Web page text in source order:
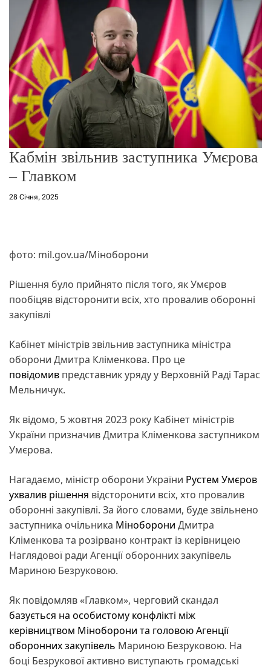
о
р
е
ж
и
м
Кабмін звільнив заступника Умєрова
– Главком
28 Січня, 2025
фото: mil.gov.ua/Міноборони
Рішення було прийнято після того, як Умєров
пообіцяв відсторонити всіх, хто провалив оборонні
закупівлі
Кабінет міністрів звільнив заступника міністра
оборони Дмитра Кліменкова. Про це
повідомив представник уряду у Верховній Раді Тарас
Мельничук.
Як відомо, 5 жовтня 2023 року Кабінет міністрів
України призначив Дмитра Кліменкова заступником
Умєрова.
Нагадаємо, міністр оборони України Рустем Умєров
ухвалив рішення відсторонити всіх, хто провалив
оборонні закупівлі. За його словами, буде звільнено
заступника очільника Міноборони Дмитра
Кліменкова та розірвано контракт із керівницею
Наглядової ради Агенції оборонних закупівель
Мариною Безруковою.
Як повідомляв «Главком», черговий скандал
базується на особистому конфлікті між
керівництвом Міноборони та головою Агенції
оборонних закупівель Мариною Безруковою. На
боці Безрукової активно виступають громадські